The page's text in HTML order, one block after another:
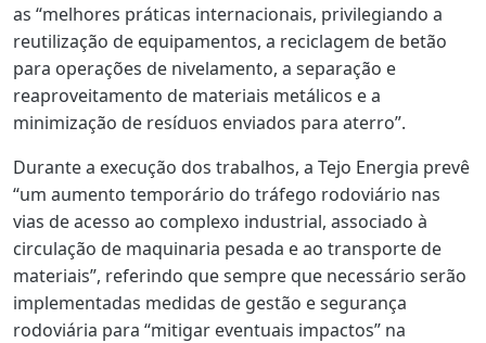
as “melhores práticas internacionais, privilegiando a
reutilização de equipamentos, a reciclagem de betão
para operações de nivelamento, a separação e
reaproveitamento de materiais metálicos e a
minimização de resíduos enviados para aterro”.
Durante a execução dos trabalhos, a Tejo Energia prevê
“um aumento temporário do tráfego rodoviário nas
vias de acesso ao complexo industrial, associado à
circulação de maquinaria pesada e ao transporte de
materiais”, referindo que sempre que necessário serão
implementadas medidas de gestão e segurança
rodoviária para “mitigar eventuais impactos” na